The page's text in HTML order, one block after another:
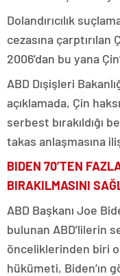
Dolandırıcılık
cezasına
2006’dan bu yana
ABD Dışişleri
açıklamada, Çin
serbest bırakıldığı
takas anlaşmasına
BIDEN 70’TEN
BIRAKILMASINI
ABD Başkanı Joe
bulunan ABD’lilerin
önceliklerinden biri
hükümeti, Biden’ın